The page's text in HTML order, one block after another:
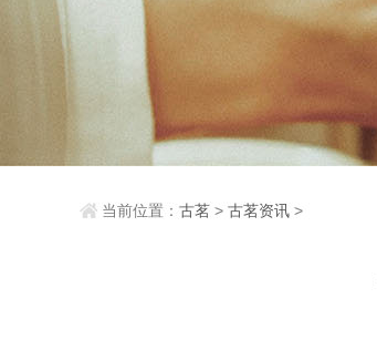
当前位置：古茗 >古茗资讯 >